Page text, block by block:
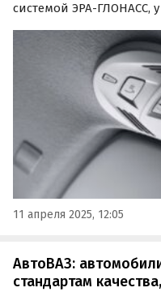
системой ЭРА-ГЛОНАСС,
ссылкой на сообщение
официальной группе
11 апреля 2025, 12:05
АвтоВАЗ:
стандартам